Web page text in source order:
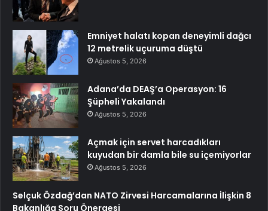
Emniyet halatı kopan deneyimli dağcı
12 metrelik uçuruma düştü
Ağustos 5, 2026
Adana’da DEAŞ’a Operasyon: 16
Şüpheli Yakalandı
Ağustos 5, 2026
Açmak için servet harcadıkları
kuyudan bir damla bile su içemiyorlar
Ağustos 5, 2026
Selçuk Özdağ’dan NATO Zirvesi Harcamalarına İlişkin 8
Bakanlığa Soru Önergesi